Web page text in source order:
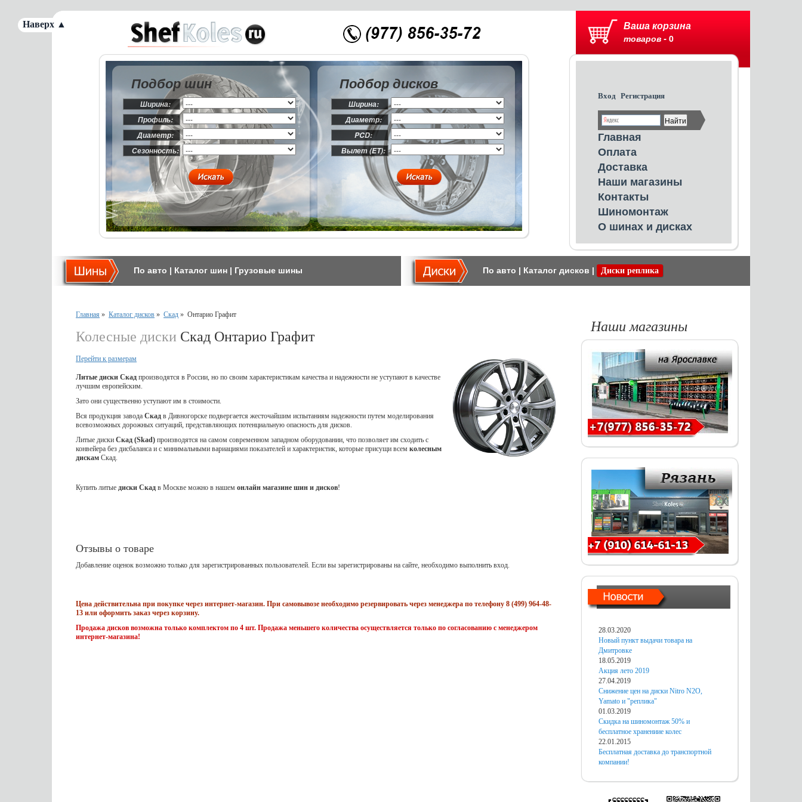
Ваша корзина
товаров - 0
Вход Регистрация
Главная
Оплата
Доставка
Наши магазины
Контакты
Шиномонтаж
О шинах и дисках
Подбор шин
Ширина:
Профиль:
Диаметр:
Сезонность:
Подбор дисков
Ширина:
Диаметр:
PCD:
Вылет (ET):
По авто | Каталог шин | Грузовые шины По авто | Каталог дисков | Диски реплика
Главная » Каталог дисков » Скад » Онтарио Графит
Колесные диски Скад Онтарио Графит
Перейти к размерам
Литые диски Скад производятся в России, но по своим характеристикам качества и надежности не уступают в качестве
лучшим европейским.
Зато они существенно уступают им в стоимости.
Вся продукция завода Скад в Дивногорске подвергается жесточайшим испытаниям надежности путем моделирования
всевозможных дорожных ситуаций, представляющих потенциальную опасность для дисков.
Литые диски Скад (Skad) производятся на самом современном западном оборудовании, что позволяет им сходить с
конвейера без дисбаланса и с минимальными вариациями показателей и характеристик, которые присущи всем колесным
дискам Скад.
Купить литые диски Скад в Москве можно в нашем онлайн магазине шин и дисков!
Отзывы о товаре
Добавление оценок возможно только для зарегистрированных пользователей. Если вы зарегистрированы на сайте, необходимо выполнить вход.
Цена действительна при покупке через интернет-магазин. При самовывозе необходимо резервировать через менеджера по телефону 8 (499) 964-48-
13 или оформить заказ через корзину.
Продажа дисков возможна только комплектом по 4 шт. Продажа меньшего количества осуществляется только по согласованию с менеджером
интернет-магазина!
Наши магазины
28.03.2020
Новый пункт выдачи товара на
Дмитровке
18.05.2019
Акция лето 2019
27.04.2019
Снижение цен на диски Nitro N2O,
Yamato и "реплика"
01.03.2019
Скидка на шиномонтаж 50% и
бесплатное хранениие колес
22.01.2015
Бесплатная доставка до транспортной
компании!
Наверх ▲